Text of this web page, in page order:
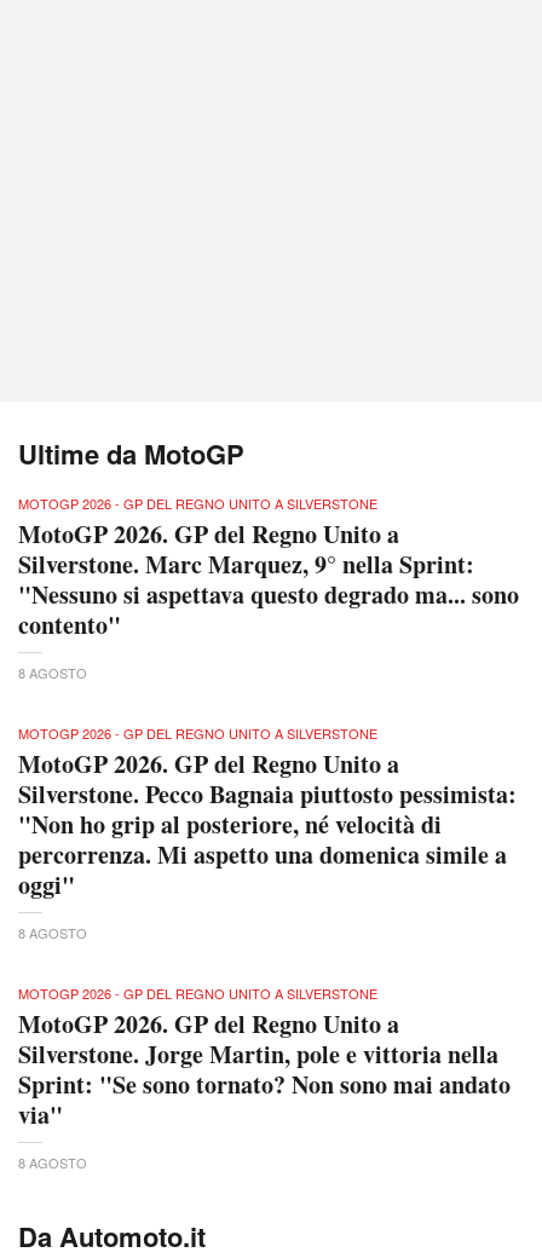
Ultime da MotoGP
MOTOGP 2026 - GP DEL REGNO UNITO A SILVERSTONE
MotoGP 2026. GP del Regno Unito a
Silverstone. Marc Marquez, 9° nella Sprint:
"Nessuno si aspettava questo degrado ma... sono
contento"
8 AGOSTO
MOTOGP 2026 - GP DEL REGNO UNITO A SILVERSTONE
MotoGP 2026. GP del Regno Unito a
Silverstone. Pecco Bagnaia piuttosto pessimista:
"Non ho grip al posteriore, né velocità di
percorrenza. Mi aspetto una domenica simile a
oggi"
8 AGOSTO
MOTOGP 2026 - GP DEL REGNO UNITO A SILVERSTONE
MotoGP 2026. GP del Regno Unito a
Silverstone. Jorge Martin, pole e vittoria nella
Sprint: "Se sono tornato? Non sono mai andato
via"
8 AGOSTO
Da Automoto.it